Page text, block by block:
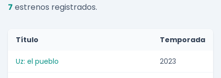
7 estrenos registrados.
Título Temporada
Uz: el pueblo 2023